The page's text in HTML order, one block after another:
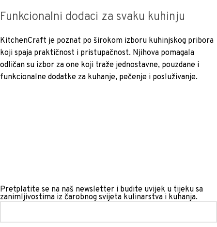
Funkcionalni dodaci za svaku kuhinju
KitchenCraft je poznat po širokom izboru kuhinjskog pribora
koji spaja praktičnost i pristupačnost. Njihova pomagala
odličan su izbor za one koji traže jednostavne, pouzdane i
funkcionalne dodatke za kuhanje, pečenje i posluživanje.
Pretplatite se na naš newsletter i budite uvijek u tijeku sa
zanimljivostima iz čarobnog svijeta kulinarstva i kuhanja.